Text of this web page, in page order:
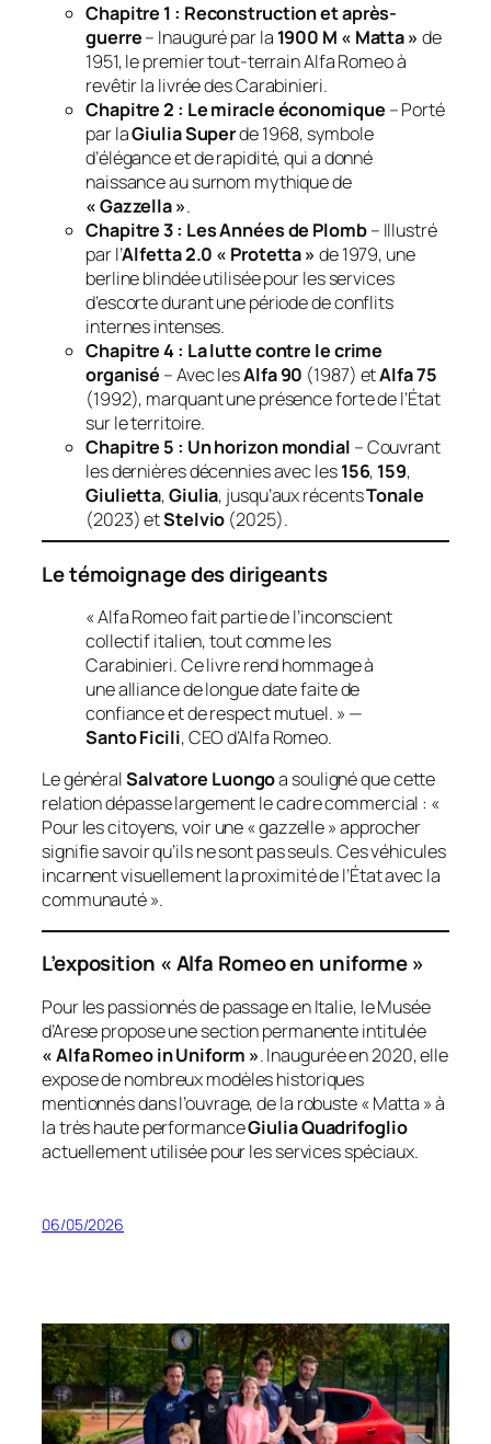
Chapitre 1 : Reconstruction et après-
guerre– Inauguré par la 1900 M « Matta » de
1951, le premier tout-terrain Alfa Romeo à
revêtir la livrée des Carabinieri.
Chapitre 2 : Le miracle économique – Porté
par laGiulia Superde 1968, symbole
d’élégance et de rapidité, qui a donné
naissance au surnom mythique de
« Gazzella ».
Chapitre 3 : Les Années de Plomb– Illustré
par l’Alfetta 2.0 « Protetta » de 1979, une
berline blindée utilisée pour les services
d’escorte durant une période de conflits
internes intenses.
Chapitre 4 : La lutte contre le crime
organisé – Avec lesAlfa 90 (1987) etAlfa 75
(1992), marquant une présence forte de l’État
sur le territoire.
Chapitre 5 : Un horizon mondial – Couvrant
les dernières décennies avec les156, 159,
Giulietta,Giulia, jusqu’aux récentsTonale
(2023) etStelvio (2025).
Le témoignage des dirigeants
« Alfa Romeo fait partie de l’inconscient
collectif italien, tout comme les
Carabinieri. Ce livre rend hommage à
une alliance de longue date faite de
confiance et de respect mutuel. » —
Santo Ficili, CEO d’Alfa Romeo.
Le généralSalvatore Luongoa souligné que cette
relation dépasse largement le cadre commercial : «
Pour les citoyens, voir une « gazzelle » approcher
signifie savoir qu’ils ne sont pas seuls. Ces véhicules
incarnent visuellement la proximité de l’État avec la
communauté ».
L’exposition « Alfa Romeo en uniforme »
Pour les passionnés de passage en Italie, le Musée
d’Arese propose une section permanente intitulée
« Alfa Romeo in Uniform ». Inaugurée en 2020, elle
expose de nombreux modèles historiques
mentionnés dans l’ouvrage, de la robuste « Matta » à
la très haute performanceGiulia Quadrifoglio
actuellement utilisée pour les services spéciaux.
06/05/2026